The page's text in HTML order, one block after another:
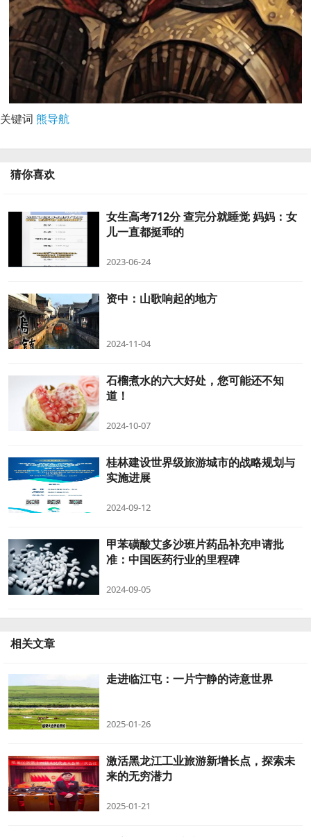
关键词 熊导航
猜你喜欢
女生高考712分 查完分就睡觉 妈妈：女
儿一直都挺乖的
2023-06-24
资中：山歌响起的地方
2024-11-04
石榴煮水的六大好处，您可能还不知
道！
2024-10-07
桂林建设世界级旅游城市的战略规划与
实施进展
2024-09-12
甲苯磺酸艾多沙班片药品补充申请批
准：中国医药行业的里程碑
2024-09-05
相关文章
走进临江屯：一片宁静的诗意世界
2025-01-26
激活黑龙江工业旅游新增长点，探索未
来的无穷潜力
2025-01-21